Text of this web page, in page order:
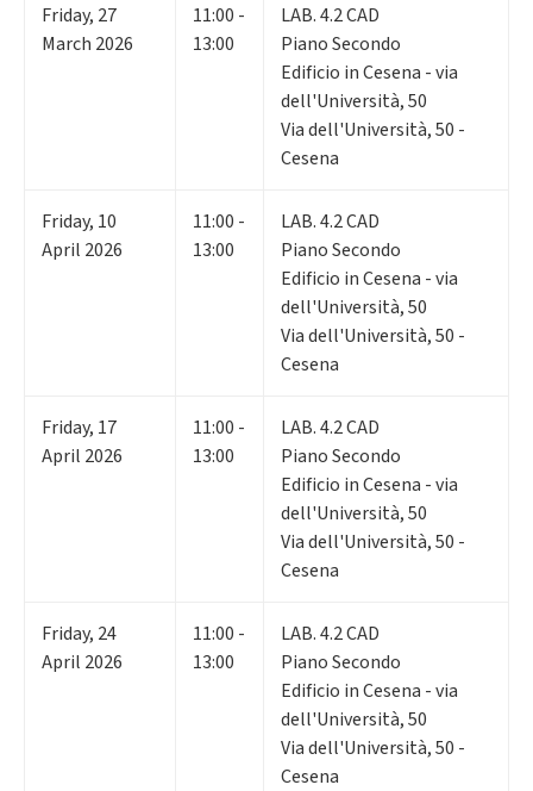
Friday, 27
March 2026
11:00 -
13:00
LAB. 4.2 CAD
Piano Secondo
Edificio in Cesena - via
dell'Università, 50
Via dell'Università, 50 -
Cesena
Friday, 10
April 2026
11:00 -
13:00
LAB. 4.2 CAD
Piano Secondo
Edificio in Cesena - via
dell'Università, 50
Via dell'Università, 50 -
Cesena
Friday, 17
April 2026
11:00 -
13:00
LAB. 4.2 CAD
Piano Secondo
Edificio in Cesena - via
dell'Università, 50
Via dell'Università, 50 -
Cesena
Friday, 24
April 2026
11:00 -
13:00
LAB. 4.2 CAD
Piano Secondo
Edificio in Cesena - via
dell'Università, 50
Via dell'Università, 50 -
Cesena